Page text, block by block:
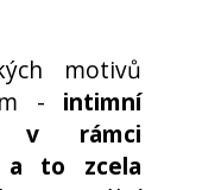
motivů
- intimní
v rámci
a to zcela